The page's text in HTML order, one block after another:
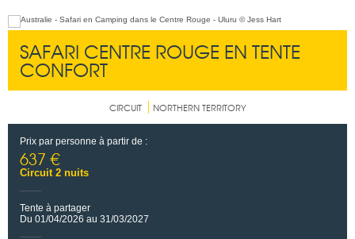
SAFARI CENTRE ROUGE EN TENTE
CONFORT
CIRCUIT NORTHERN TERRITORY
Prix par personne à partir de :
637 €
Circuit 2 nuits
Tente à partager
Du 01/04/2026 au 31/03/2027